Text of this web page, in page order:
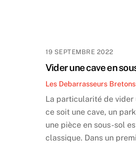
19 SEPTEMBRE 2022
Vider une cave en
Les Debarrasseurs Bretons
La particularité de vider
ce soit une cave, un
une pièce en sous-sol
classique. Dans un